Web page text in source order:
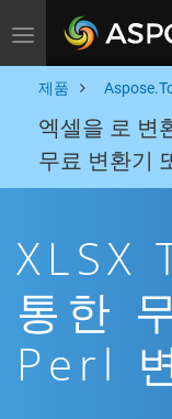
Toggle navigation
제품
엑셀을 로 변
무료 변환기
XLSX
통한
Perl